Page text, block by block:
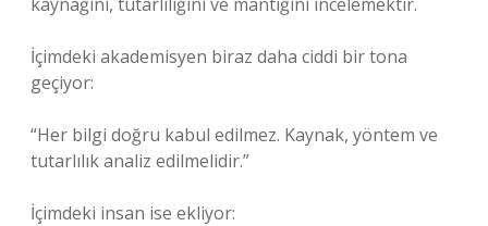
İçimdeki akademisyen biraz daha ciddi bir tona
geçiyor:
“Her bilgi doğru kabul edilmez. Kaynak, yöntem ve
tutarlılık analiz edilmelidir.”
İçimdeki insan ise ekliyor: